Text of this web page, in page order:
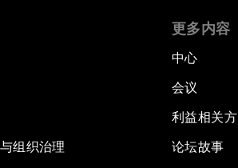
组织治理
更多内容
中心
会议
利益相关方
论坛故事